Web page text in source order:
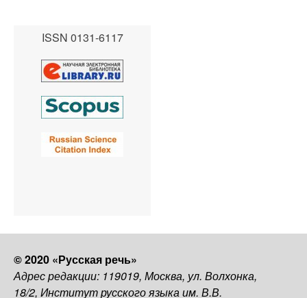
ISSN 0131-6117
© 2020 «Русская речь»
Адрес редакции: 119019, Москва, ул. Волхонка,
18/2, Институт русского языка им. В.В.